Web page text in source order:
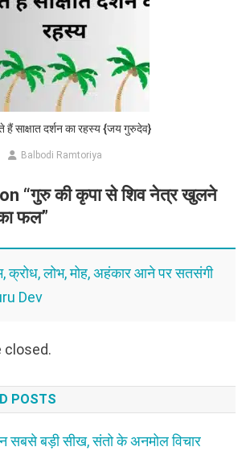
हैं साक्षात दर्शन का रहस्य {जय गुरुदेव}
Balbodi Ramtoriya
“गुरु की कृपा से शिव नेत्र खुलने
फल”
क्रोध, लोभ, मोह, अहंकार आने पर सतसंगी
Dev
closed.
POSTS
सबसे बड़ी सीख, संतो के अनमोल विचार